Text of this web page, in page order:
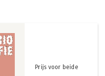
Prijs voor beide